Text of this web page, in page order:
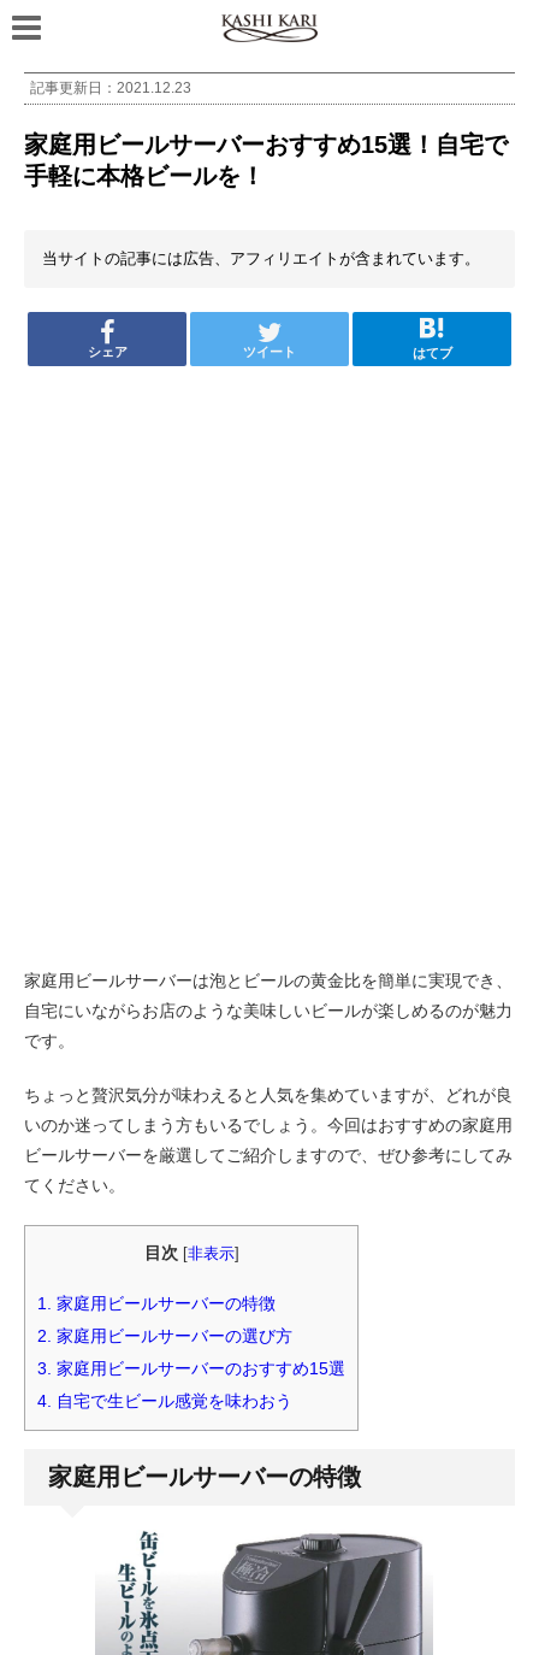
記事更新日： 2021.12.23
家庭用ビールサーバーおすすめ15選！自宅で
手軽に本格ビールを！
当サイトの記事には広告、アフィリエイトが含まれています。
シェア ツイート はてブ
家庭用ビールサーバーは泡とビールの黄金比を簡単に実現でき、
自宅にいながらお店のような美味しいビールが楽しめるのが魅力
です。
ちょっと贅沢気分が味わえると人気を集めていますが、どれが良
いのか迷ってしまう方もいるでしょう。今回はおすすめの家庭用
ビールサーバーを厳選してご紹介しますので、ぜひ参考にしてみ
てください。
目次 非表示]
1. 家庭用ビールサーバーの特徴
2. 家庭用ビールサーバーの選び方
3. 家庭用ビールサーバーのおすすめ15選
4. 自宅で生ビール感覚を味わおう
家庭用ビールサーバーの特徴